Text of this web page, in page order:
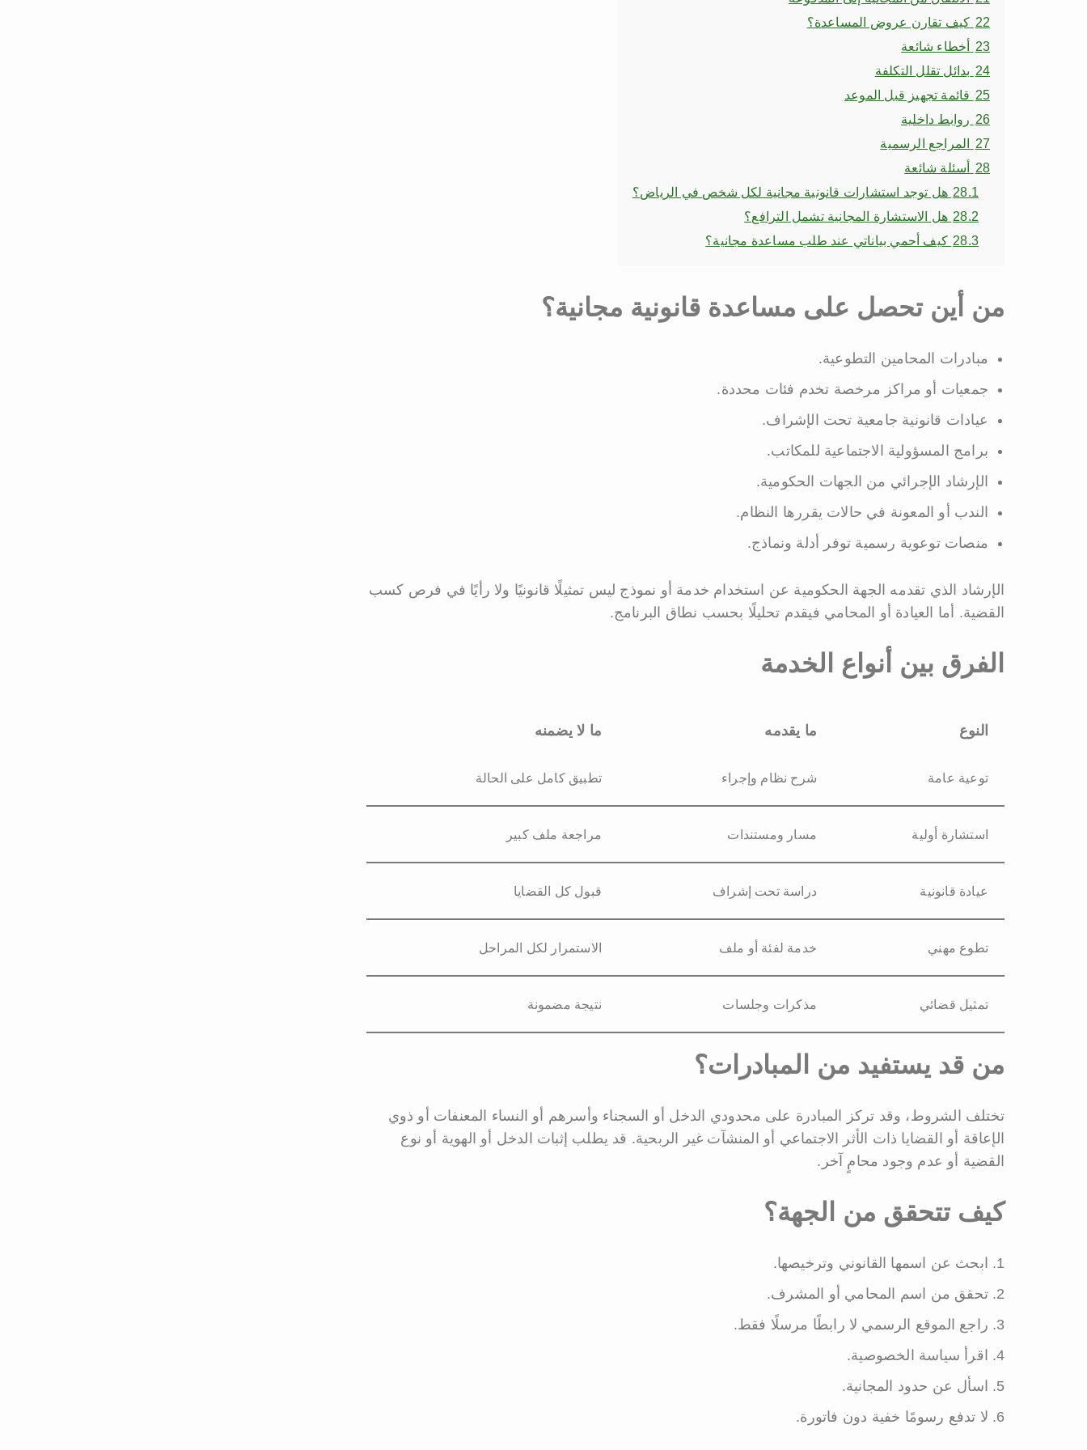
22 كيف تقارن عروض المساعدة؟
23 أخطاء شائعة
24 بدائل تقلل التكلفة
25 قائمة تجهيز قبل الموعد
26 روابط داخلية
27 المراجع الرسمية
28 أسئلة شائعة
28.1 هل توجد استشارات قانونية مجانية لكل شخص في الرياض؟
28.2 هل الاستشارة المجانية تشمل الترافع؟
28.3 كيف أحمي بياناتي عند طلب مساعدة مجانية؟
من أين تحصل على مساعدة قانونية مجانية؟
مبادرات المحامين التطوعية.
جمعيات أو مراكز مرخصة تخدم فئات محددة.
عيادات قانونية جامعية تحت الإشراف.
برامج المسؤولية الاجتماعية للمكاتب.
الإرشاد الإجرائي من الجهات الحكومية.
الندب أو المعونة في حالات يقررها النظام.
منصات توعوية رسمية توفر أدلة ونماذج.
الإرشاد الذي تقدمه الجهة الحكومية عن استخدام خدمة أو نموذج ليس تمثيلًا قانونيًا ولا رأيًا في فرص كسب
القضية. أما العيادة أو المحامي فيقدم تحليلًا بحسب نطاق البرنامج.
الفرق بين أنواع الخدمة
النوع ما يقدمه ما لا يضمنه
توعية عامة شرح نظام وإجراء تطبيق كامل على الحالة
استشارة أولية مسار ومستندات مراجعة ملف كبير
عيادة قانونية دراسة تحت إشراف قبول كل القضايا
تطوع مهني خدمة لفئة أو ملف الاستمرار لكل المراحل
تمثيل قضائي مذكرات وجلسات نتيجة مضمونة
من قد يستفيد من المبادرات؟
تختلف الشروط، وقد تركز المبادرة على محدودي الدخل أو السجناء وأسرهم أو النساء المعنفات أو ذوي
الإعاقة أو القضايا ذات الأثر الاجتماعي أو المنشآت غير الربحية. قد يطلب إثبات الدخل أو الهوية أو نوع
القضية أو عدم وجود محامٍ آخر.
كيف تتحقق من الجهة؟
ابحث عن اسمها القانوني وترخيصها.
تحقق من اسم المحامي أو المشرف.
راجع الموقع الرسمي لا رابطًا مرسلًا فقط.
اقرأ سياسة الخصوصية.
اسأل عن حدود المجانية.
لا تدفع رسومًا خفية دون فاتورة.